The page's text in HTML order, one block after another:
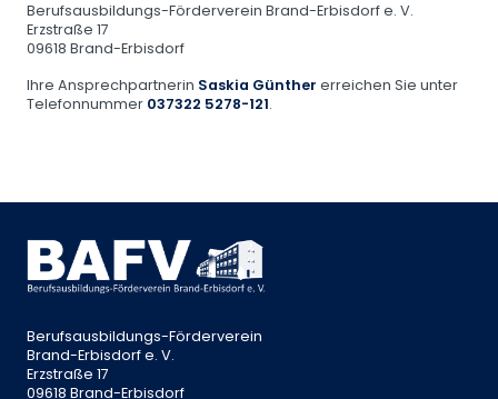
Berufsausbildungs-Förderverein Brand-Erbisdorf e. V.
Erzstraße 17
09618 Brand-Erbisdorf
Ihre Ansprechpartnerin Saskia Günther erreichen Sie unter
Telefonnummer 037322 5278-121.
Berufsausbildungs-Förderverein
Brand-Erbisdorf e. V.
Erzstraße 17
09618 Brand-Erbisdorf